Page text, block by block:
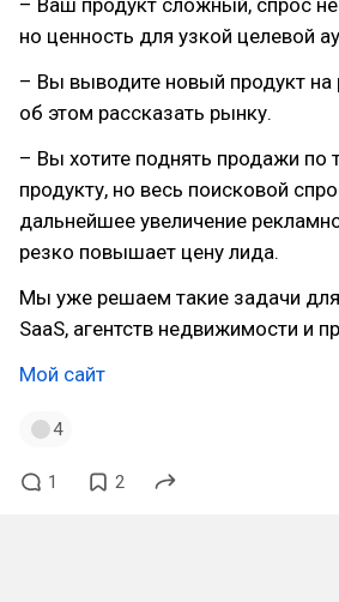
– Ваш продукт сложный, спрос
но ценность для узкой целевой
– Вы выводите новый продукт на
об этом рассказать рынку.
– Вы хотите поднять продажи по
продукту, но весь поисковой
дальнейшее увеличение
резко повышает цену лида.
Мы уже решаем такие задачи для
SaaS, агентств недвижимости и
Мой сайт
4
1 2